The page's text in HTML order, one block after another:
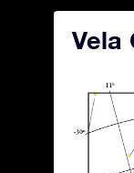
Vela